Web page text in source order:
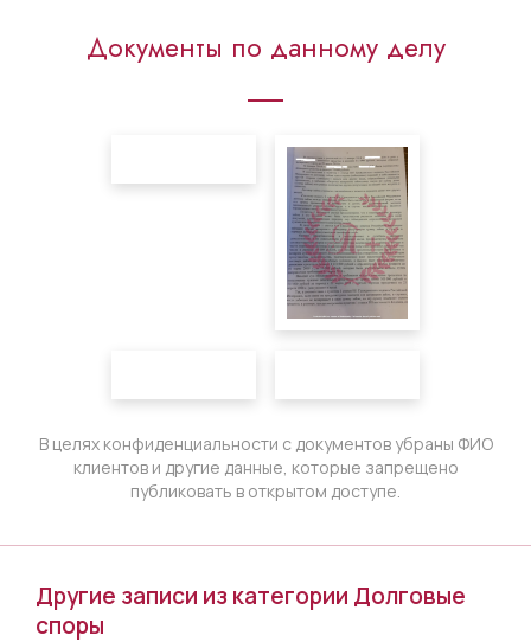
Документы по данному делу
В целях конфиденциальности с документов убраны ФИО
клиентов и другие данные, которые запрещено
публиковать в открытом доступе.
Другие записи из категории Долговые
споры